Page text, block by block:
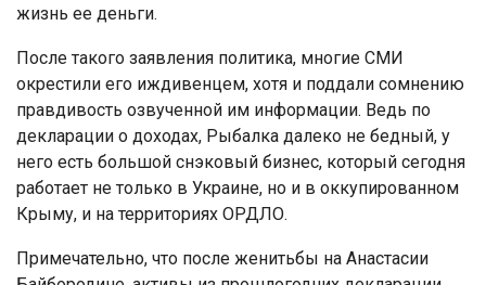
жизнь ее деньги.
После такого заявления политика, многие СМИ
окрестили его иждивенцем, хотя и поддали сомнению
правдивость озвученной им информации. Ведь по
декларации о доходах, Рыбалка далеко не бедный, у
него есть большой снэковый бизнес, который сегодня
работает не только в Украине, но и в оккупированном
Крыму, и на территориях ОРДЛО.
Примечательно, что после женитьбы на Анастасии